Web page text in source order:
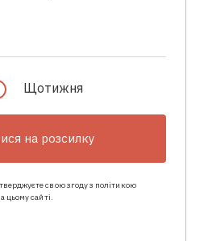
Щотижня
на розсилку
свою згоду з політикою
цьому сайті.